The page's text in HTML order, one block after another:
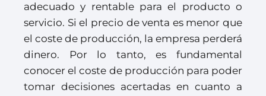
adecuado y rentable para el producto o
servicio. Si el precio de venta es menor que
el coste de producción, la empresa perderá
dinero. Por lo tanto, es fundamental
conocer el coste de producción para poder
tomar decisiones acertadas en cuanto a